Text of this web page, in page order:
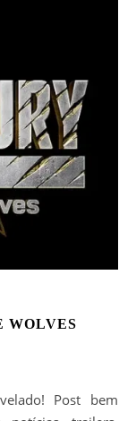
WOLVES
Post bem